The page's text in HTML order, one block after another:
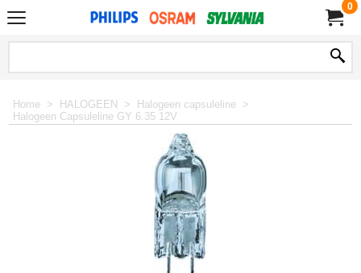
0
Home > HALOGEEN > Halogeen capsuleline >
Halogeen Capsuleline GY 6.35 12V